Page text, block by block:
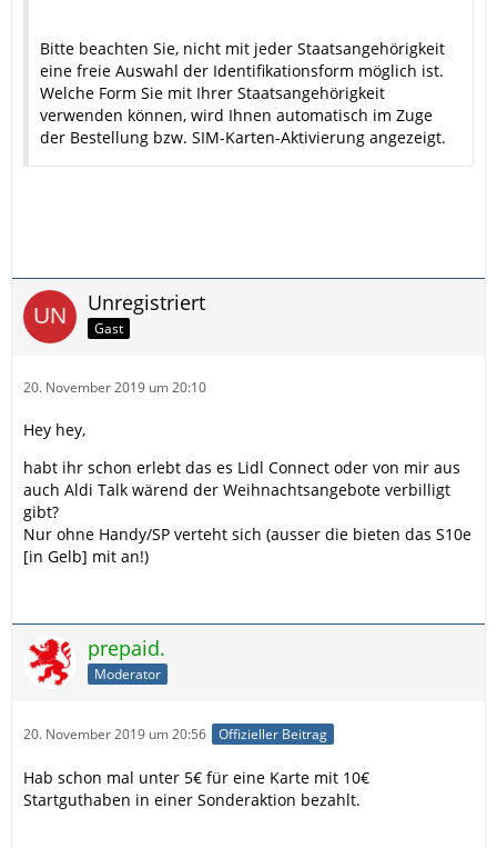
Bitte beachten Sie, nicht mit jeder Staatsangehörigkeit
eine freie Auswahl der Identifikationsform möglich ist.
Welche Form Sie mit Ihrer Staatsangehörigkeit
verwenden können, wird Ihnen automatisch im Zuge
der Bestellung bzw. SIM-Karten-Aktivierung angezeigt.
Unregistriert
Gast
20. November 2019 um 20:10
Hey hey,
habt ihr schon erlebt das es Lidl Connect oder von mir aus
auch Aldi Talk wärend der Weihnachtsangebote verbilligt
gibt?
Nur ohne Handy/SP verteht sich (ausser die bieten das S10e
[in Gelb] mit an!)
prepaid.
Moderator
20. November 2019 um 20:56 Offizieller Beitrag
Hab schon mal unter 5€ für eine Karte mit 10€
Startguthaben in einer Sonderaktion bezahlt.